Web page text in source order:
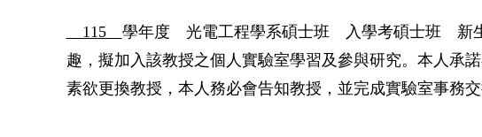
115 學年度 光電工程學系碩士班 入學考碩士班 新
趣，擬加入該教授之個人實驗室學習及參與研究。本人承
素欲更換教授，本人務必會告知教授，並完成實驗室事務交